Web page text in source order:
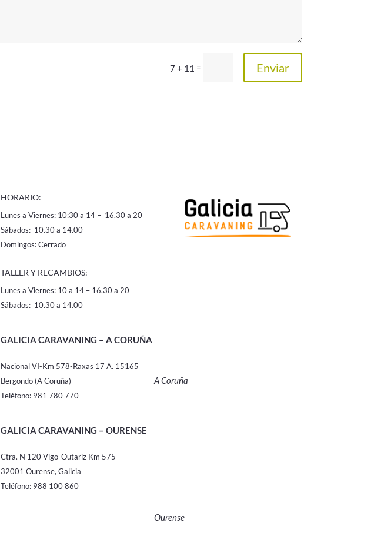
7 + 11 = Enviar
HORARIO:
Lunes a Viernes: 10:30 a 14 – 16.30 a 20
Sábados: 10.30 a 14.00
Domingos: Cerrado
TALLER Y RECAMBIOS:
Lunes a Viernes: 10 a 14 – 16.30 a 20
Sábados: 10.30 a 14.00
GALICIA CARAVANING – A CORUÑA
Nacional VI-Km 578-Raxas 17 A. 15165
Bergondo (A Coruña)
Teléfono: 981 780 770
GALICIA CARAVANING – OURENSE
Ctra. N 120 Vigo-Outariz Km 575
32001 Ourense, Galicia
Teléfono: 988 100 860
A Coruña
Ourense